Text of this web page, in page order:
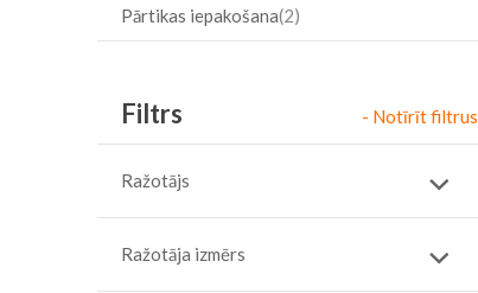
Pārtikas iepakošana 2
Filtrs - Notīrīt filtrus
Ražotājs
Ražotāja izmērs